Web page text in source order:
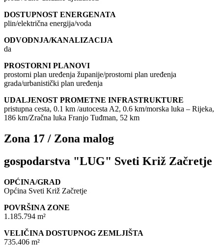
DOSTUPNOST ENERGENATA
plin/električna energija/voda
ODVODNJA/KANALIZACIJA
da
PROSTORNI PLANOVI
prostorni plan uređenja županije/prostorni plan uređenja
grada/urbanistički plan uređenja
UDALJENOST PROMETNE INFRASTRUKTURE
pristupna cesta, 0.1 km /autocesta A2, 0.6 km/morska luka – Rijeka,
186 km/Zračna luka Franjo Tuđman, 52 km
Zona 17 / Zona malog
gospodarstva "LUG" Sveti Križ Začretje
OPĆINA/GRAD
Općina Sveti Križ Začretje
POVRŠINA ZONE
1.185.794 m²
VELIČINA DOSTUPNOG ZEMLJIŠTA
735.406 m²